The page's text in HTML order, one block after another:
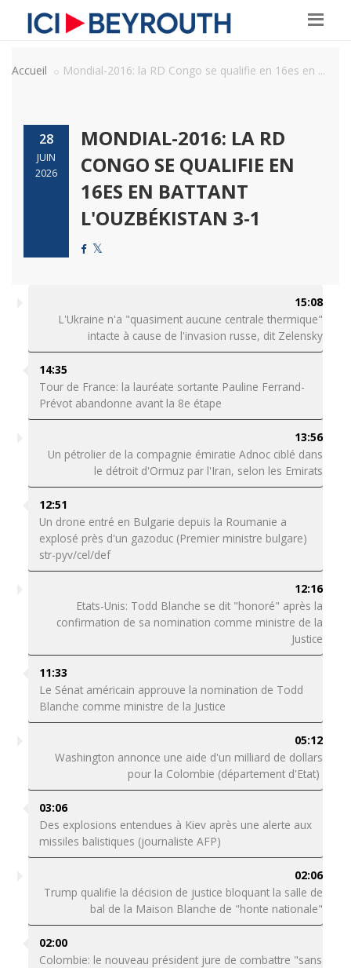
Accueil Mondial-2016: la RD Congo se qualifie en 16es en ...
28
JUIN
2026
MONDIAL-2016: LA RD
CONGO SE QUALIFIE EN
16ES EN BATTANT
L'OUZBÉKISTAN 3-1
15:08
L'Ukraine n'a "quasiment aucune centrale thermique"
intacte à cause de l'invasion russe, dit Zelensky
14:35
Tour de France: la lauréate sortante Pauline Ferrand-
Prévot abandonne avant la 8e étape
13:56
Un pétrolier de la compagnie émiratie Adnoc ciblé dans
le détroit d'Ormuz par l'Iran, selon les Emirats
12:51
Un drone entré en Bulgarie depuis la Roumanie a
explosé près d'un gazoduc (Premier ministre bulgare)
str-pyv/cel/def
12:16
Etats-Unis: Todd Blanche se dit "honoré" après la
confirmation de sa nomination comme ministre de la
Justice
11:33
Le Sénat américain approuve la nomination de Todd
Blanche comme ministre de la Justice
05:12
Washington annonce une aide d'un milliard de dollars
pour la Colombie (département d'Etat)
03:06
Des explosions entendues à Kiev après une alerte aux
missiles balistiques (journaliste AFP)
02:06
Trump qualifie la décision de justice bloquant la salle de
bal de la Maison Blanche de "honte nationale"
02:00
Colombie: le nouveau président jure de combattre "sans